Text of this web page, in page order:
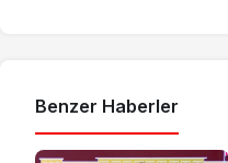
Benzer Haberler